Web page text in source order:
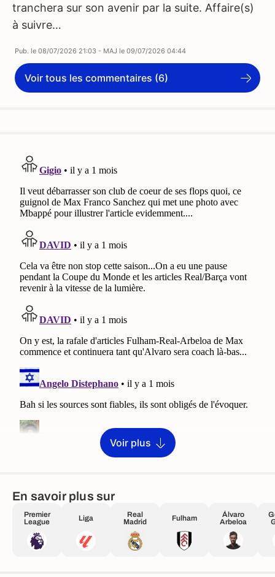
tranchera sur son avenir par la suite. Affaire(s)
à suivre…
Pub. le 08/07/2026 21:03 - MAJ le 09/07/2026 04:44
Voir tous les commentaires (6)
Voir plus
En savoir plus sur
Premier
League
Liga
Real
Madrid
Fulham
Álvaro
Arbeloa